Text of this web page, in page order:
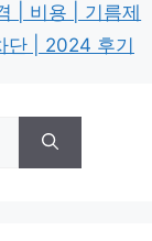
| 비용 | 기름제
단 | 2024 후기